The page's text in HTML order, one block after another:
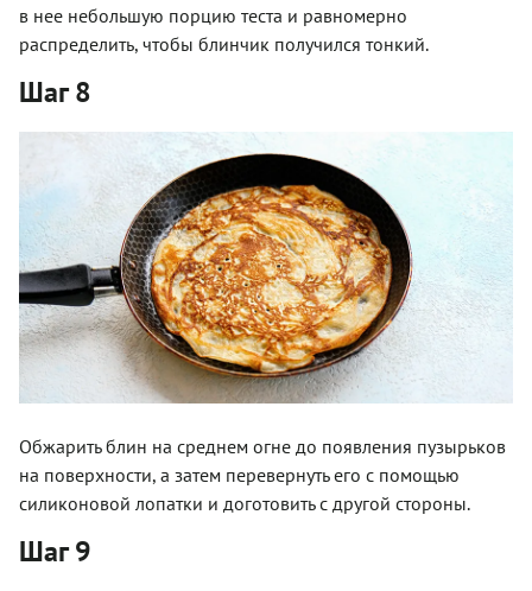
в нее небольшую порцию теста и равномерно
распределить, чтобы блинчик получился тонкий.
Шаг 8
Обжарить блин на среднем огне до появления пузырьков
на поверхности, а затем перевернуть его с помощью
силиконовой лопатки и доготовить с другой стороны.
Шаг 9